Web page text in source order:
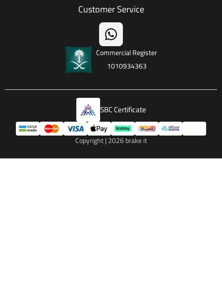
Customer Service
Commercial Register
1010934363
SBC Certificate
Copyright | 2026brake it